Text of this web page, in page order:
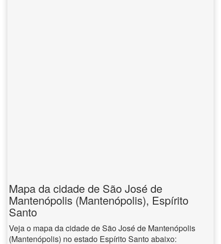
Mapa da cidade de São José de
Mantenópolis (Mantenópolis), Espírito
Santo
Veja o mapa da cidade de São José de Mantenópolis
(Mantenópolis) no estado Espírito Santo abaixo: